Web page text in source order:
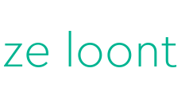
loont